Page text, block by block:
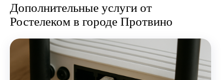
Дополнительные услуги от
Ростелеком в городе Протвино